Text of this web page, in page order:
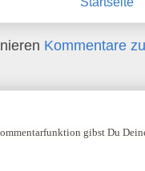
Kommentare
gibst Du